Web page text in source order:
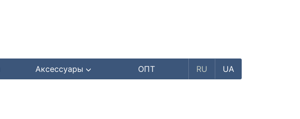
Аксессуары ОПТ RU UA